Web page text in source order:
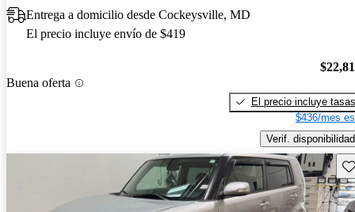
Entrega a domicilio desde Cockeysville, MD
El precio incluye envío de $419
Buena oferta
El precio incluye tasas
$436/mes
Verif. disponibilidad